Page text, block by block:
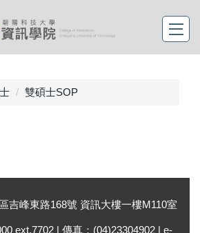
雙碩士SOP
吉峰東路168號 資訊大樓一樓M110室
ext.7702 | 傳真：(04)23304902 | e-